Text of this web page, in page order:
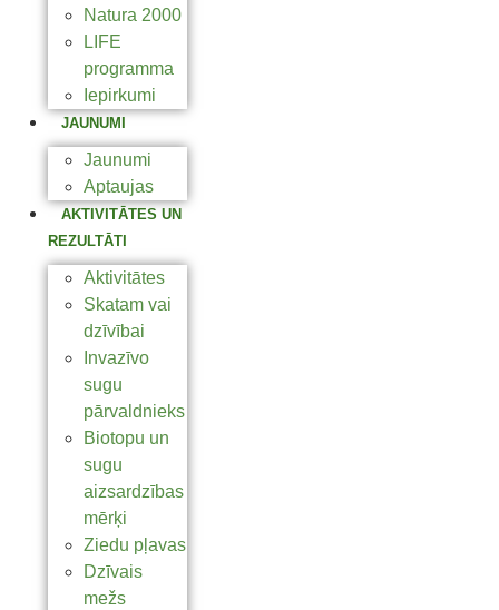
Natura 2000
LIFE
programma
Iepirkumi
JAUNUMI
Jaunumi
Aptaujas
AKTIVITĀTES UN
REZULTĀTI
Aktivitātes
Skatam vai
dzīvībai
Invazīvo
sugu
pārvaldnieks
Biotopu un
sugu
aizsardzības
mērķi
Ziedu pļavas
Dzīvais
mežs